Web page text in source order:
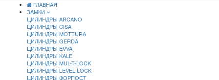
ГЛАВНАЯ
ЗАМКИ
ЦИЛИНДРЫ ARCANO
ЦИЛИНДРЫ CISA
ЦИЛИНДРЫ MOTTURA
ЦИЛИНДРЫ GERDA
ЦИЛИНДРЫ EVVA
ЦИЛИНДРЫ KALE
ЦИЛИНДРЫ MUL-T-LOCK
ЦИЛИНДРЫ LEVEL LOCK
ЦИЛИНДРЫ ФОРПОСТ